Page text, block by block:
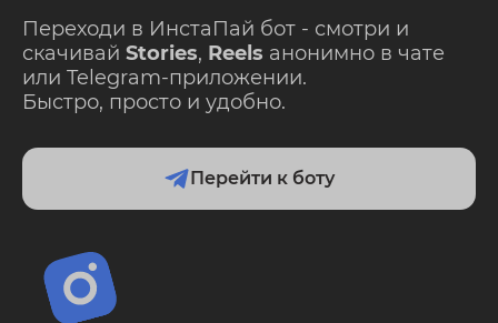
Переходи в ИнстаПай бот - смотри и
скачивай Stories, Reels анонимно в чате
или Telegram-приложении.
Быстро, просто и удобно.
Перейти к боту